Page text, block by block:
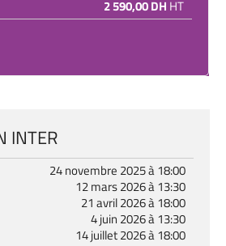
2 590,00 DH HT
INTER
24 novembre 2025 à 18:00
12 mars 2026 à 13:30
21 avril 2026 à 18:00
4 juin 2026 à 13:30
14 juillet 2026 à 18:00